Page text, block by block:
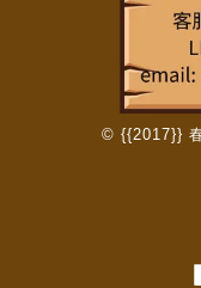
© {{2017}}